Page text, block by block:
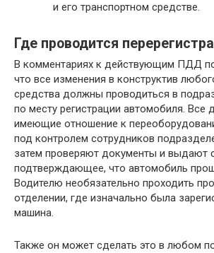
и его транспортном средстве.
Где проводится
В комментариях к действующим ПДД
что все изменения в конструктив
средства должны проводиться в
по месту регистрации автомобиля. Все
имеющие отношение к
под контролем сотрудников
затем проверяют документы и выдают
подтверждающее, что автомобиль
Водителю необязательно проходить
отделении, где изначально была
машина.
Также он может сделать это в любом